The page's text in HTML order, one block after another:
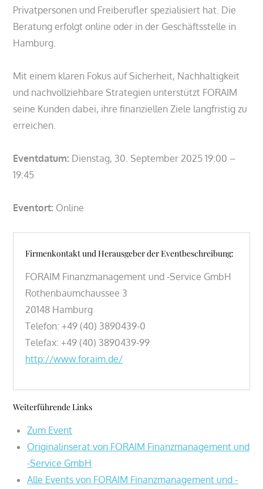
Privatpersonen und Freiberufler spezialisiert hat. Die
Beratung erfolgt online oder in der Geschäftsstelle in
Hamburg.
Mit einem klaren Fokus auf Sicherheit, Nachhaltigkeit
und nachvollziehbare Strategien unterstützt FORAIM
seine Kunden dabei, ihre finanziellen Ziele langfristig zu
erreichen.
Eventdatum: Dienstag, 30. September 2025 19:00 –
19:45
Eventort: Online
Firmenkontakt und Herausgeber der Eventbeschreibung:
FORAIM Finanzmanagement und -Service GmbH
Rothenbaumchaussee 3
20148 Hamburg
Telefon: +49 (40) 3890439-0
Telefax: +49 (40) 3890439-99
http://www.foraim.de/
Weiterführende Links
Zum Event
Originalinserat von FORAIM Finanzmanagement und
-Service GmbH
Alle Events von FORAIM Finanzmanagement und -